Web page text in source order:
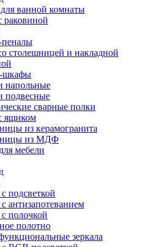
ванной комнаты
раковиной
столешницей и накладной
шкафы
напольные
подвесные
сварные полки
ящиком
из керамогранита
из МДФ
мебели
подсветкой
с антизапотеванием
с полочкой
полотно
зеркала